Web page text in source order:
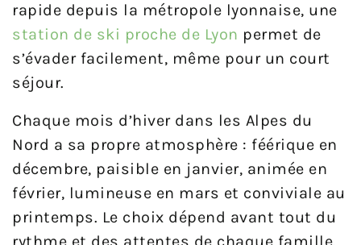
rapide depuis la métropole lyonnaise, une
station de ski proche de Lyon permet de
s’évader facilement, même pour un court
séjour.
Chaque mois d’hiver dans les Alpes du
Nord a sa propre atmosphère : féérique en
décembre, paisible en janvier, animée en
février, lumineuse en mars et conviviale au
printemps. Le choix dépend avant tout du